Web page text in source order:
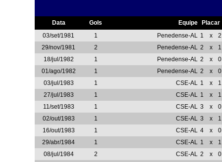
Data Gols Equipe
Placar
03/set/1981
1 Penedense-AL 1 x
2
29/nov/1981
2 Penedense-AL 2 x
1
18/jul/1982
1 Penedense-AL 2 x
0
01/ago/1982
1 Penedense-AL 2 x
0
03/jul/1983
1 CSE-AL 1 x
1
27/jul/1983
1 CSE-AL 1 x
1
11/set/1983
1 CSE-AL 3 x
0
02/out/1983
1 CSE-AL 3 x
1
16/out/1983
1 CSE-AL 4 x
0
29/abr/1984
1 CSE-AL 1 x
1
08/jul/1984
2 CSE-AL 2 x
0